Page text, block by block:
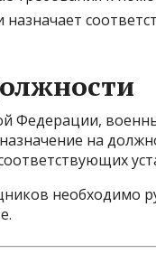
назначает
Федерации,
на
необходимо